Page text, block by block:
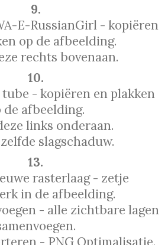
9.
E-RussianGirl - kopiëren
op de afbeelding.
rechts bovenaan.
10.
tube - kopiëren en plakken
de afbeelding.
links onderaan.
slagschaduw.
13.
rasterlaag - zetje
in de afbeelding.
- alle zichtbare lagen
- PNG Optimalisatie.